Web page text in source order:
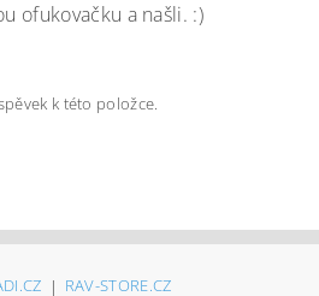
ofukovačku a našli. :)
k této položce.
| RAV-STORE.CZ